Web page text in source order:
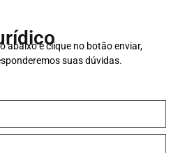
abaixo e clique no botão enviar,
suas dúvidas.